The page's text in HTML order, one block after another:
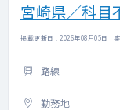
宮崎県／科目
掲載更新日 : 2026年08月05日
路線
勤務地